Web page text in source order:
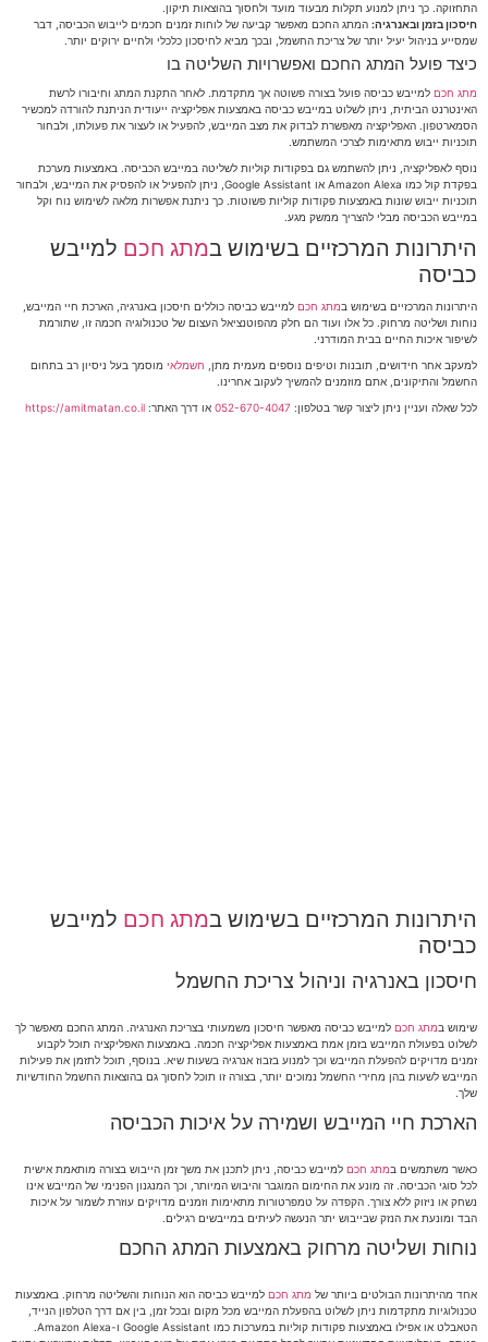
התחזוקה. כך ניתן למנוע תקלות מבעוד מועד ולחסוך בהוצאות תיקון.
חיסכון בזמן ובאנרגיה: המתג החכם מאפשר קביעה של לוחות זמנים חכמים לייבוש הכביסה, דבר
שמסייע בניהול יעיל יותר של צריכת החשמל, ובכך מביא לחיסכון כלכלי ולחיים ירוקים יותר.
כיצד פועל המתג החכם ואפשרויות השליטה בו
מתג חכם למייבש כביסה פועל בצורה פשוטה אך מתקדמת. לאחר התקנת המתג וחיבורו לרשת
האינטרנט הביתית, ניתן לשלוט במייבש כביסה באמצעות אפליקציה ייעודית הניתנת להורדה למכשיר
הסמארטפון. האפליקציה מאפשרת לבדוק את מצב המייבש, להפעיל או לעצור את פעולתו, ולבחור
תוכניות ייבוש מתאימות לצרכי המשתמש.
נוסף לאפליקציה, ניתן להשתמש גם בפקודות קוליות לשליטה במייבש הכביסה. באמצעות מערכת
בפקדת קול כמו Amazon Alexa או Google Assistant, ניתן להפעיל או להפסיק את המייבש, ולבחור
תוכניות ייבוש שונות באמצעות פקודות קוליות פשוטות. כך ניתנת אפשרות מלאה לשימוש נוח וקל
במייבש הכביסה מבלי להצריך ממשק מגע.
היתרונות המרכזיים בשימוש במתג חכם למייבש
כביסה
היתרונות המרכזיים בשימוש במתג חכם למייבש כביסה כוללים חיסכון באנרגיה, הארכת חיי המייבש,
נוחות ושליטה מרחוק. כל אלו ועוד הם חלק מהפוטנציאל העצום של טכנולוגיה חכמה זו, שתורמת
לשיפור איכות החיים בבית המודרני.
למעקב אחר חידושים, תובנות וטיפים נוספים מעמית מתן, חשמלאי מוסמך בעל ניסיון רב בתחום
החשמל והתיקונים, אתם מוזמנים להמשיך לעקוב אחרינו.
לכל שאלה ועניין ניתן ליצור קשר בטלפון: 052-670-4047 או דרך האתר: https://amitmatan.co.il
היתרונות המרכזיים בשימוש במתג חכם למייבש
כביסה
חיסכון באנרגיה וניהול צריכת החשמל
שימוש במתג חכם למייבש כביסה מאפשר חיסכון משמעותי בצריכת האנרגיה. המתג החכם מאפשר לך
לשלוט בפעולת המייבש בזמן אמת באמצעות אפליקציה חכמה. באמצעות האפליקציה תוכל לקבוע
זמנים מדויקים להפעלת המייבש וכך למנוע בזבוז אנרגיה בשעות שיא. בנוסף, תוכל לתזמן את פעילות
המייבש לשעות בהן מחירי החשמל נמוכים יותר, בצורה זו תוכל לחסוך גם בהוצאות החשמל החודשיות
שלך.
הארכת חיי המייבש ושמירה על איכות הכביסה
כאשר משתמשים במתג חכם למייבש כביסה, ניתן לתכנן את משך זמן הייבוש בצורה מותאמת אישית
לכל סוגי הכביסה. זה מונע את החימום המוגבר והיבוש המיותר, וכך המנגנון הפנימי של המייבש אינו
נשחק או ניזוק ללא צורך. הקפדה על טמפרטורות מתאימות וזמנים מדויקים עוזרת לשמור על איכות
הבד ומונעת את הנזק שבייבוש יתר הנעשה לעיתים במייבשים רגילים.
נוחות ושליטה מרחוק באמצעות המתג החכם
אחד מהיתרונות הבולטים ביותר של מתג חכם למייבש כביסה הוא הנוחות והשליטה מרחוק. באמצעות
טכנולוגיות מתקדמות ניתן לשלוט בהפעלת המייבש מכל מקום ובכל זמן, בין אם דרך הטלפון הנייד,